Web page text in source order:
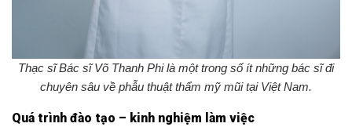
Thạc sĩ Bác sĩ Võ Thanh Phi là một trong số ít những bác sĩ đi
chuyên sâu về phẫu thuật thẩm mỹ mũi tại Việt Nam.
Quá trình đào tạo – kinh nghiệm làm việc